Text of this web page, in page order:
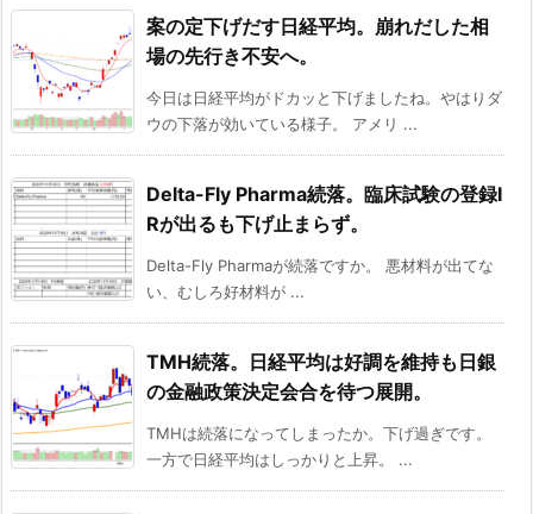
案の定下げだす日経平均。崩れだした相
場の先行き不安へ。
今日は日経平均がドカッと下げましたね。やはりダ
ウの下落が効いている様子。 アメリ ...
Delta-Fly Pharma続落。臨床試験の登録I
Rが出るも下げ止まらず。
Delta-Fly Pharmaが続落ですか。 悪材料が出てな
い、むしろ好材料が ...
TMH続落。日経平均は好調を維持も日銀
の金融政策決定会合を待つ展開。
TMHは続落になってしまったか。下げ過ぎです。
一方で日経平均はしっかりと上昇。 ...